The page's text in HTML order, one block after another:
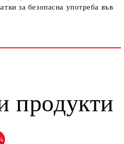
за безопасна употреба във
продукти